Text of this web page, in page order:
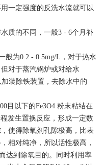
一定强度的反洗水流就可以
质的不同，一般3 - 6个月补
般为0.2 - 0.5mg/L，对于热水
对于蒸汽锅炉或对给水
装除铁装置，去除水中的
目以下的Fe3O4 粉末粘结在
发生置换反应，形成一定数
使得除氧剂孔隙极高，比表
相对纯净，所以活性极高，
达到除氧目的。同时利用率